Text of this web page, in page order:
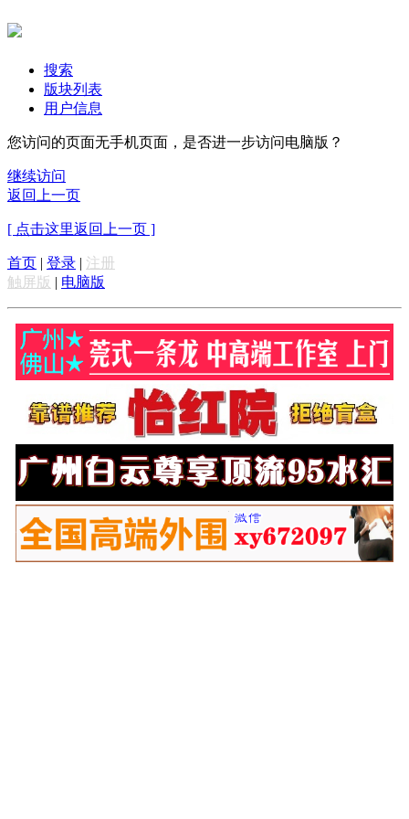
搜索
版块列表
用户信息
您访问的页面无手机页面，是否进一步访问电脑版？
继续访问
返回上一页
[ 点击这里返回上一页 ]
首页 | 登录 | 注册
触屏版 | 电脑版